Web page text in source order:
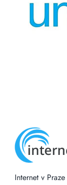
Internet v Praze